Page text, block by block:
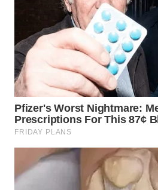
TAPANULI
TENGAH
WN DELI
SERDANG
WN
TEBING
TINGGI